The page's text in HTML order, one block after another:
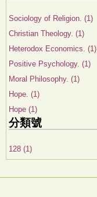
Sociology of Religion. (1)
Christian Theology. (1)
Heterodox Economics. (1)
Positive Psychology. (1)
Moral Philosophy. (1)
Hope. (1)
Hope (1)
分類號
128 (1)